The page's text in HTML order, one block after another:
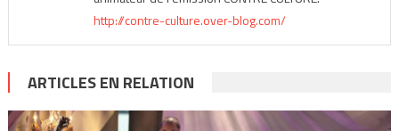
http://contre-culture.over-blog.com/
ARTICLES EN RELATION